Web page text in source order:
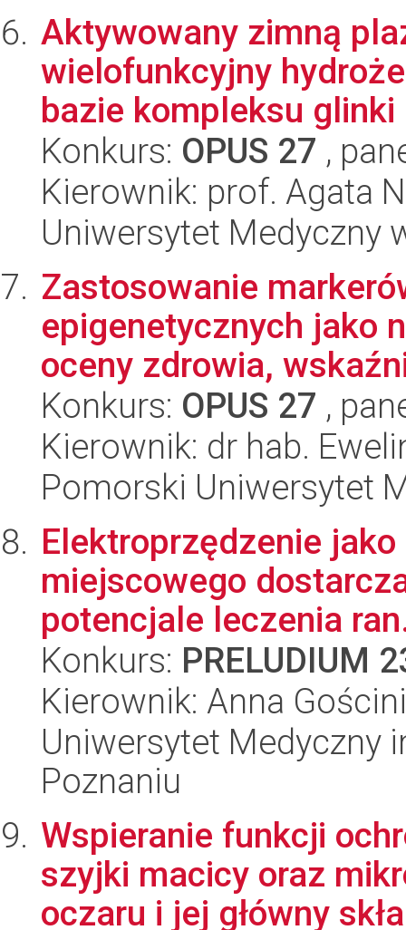
Aktywowany zimną
wielofunkcyjny
bazie kompleksu glinki
Konkurs: OPUS 27 ,
Kierownik: prof. Agata
Uniwersytet Medyczny
Zastosowanie
epigenetycznych jako
oceny zdrowia,
Konkurs: OPUS 27 ,
Kierownik: dr hab.
Pomorski Uniwersytet
Elektroprzędzenie
miejscowego
potencjale leczenia
Konkurs: PRELUDIUM
Kierownik: Anna
Uniwersytet Medyczny
Poznaniu
Wspieranie funkcji
szyjki macicy oraz
oczaru i jej główny